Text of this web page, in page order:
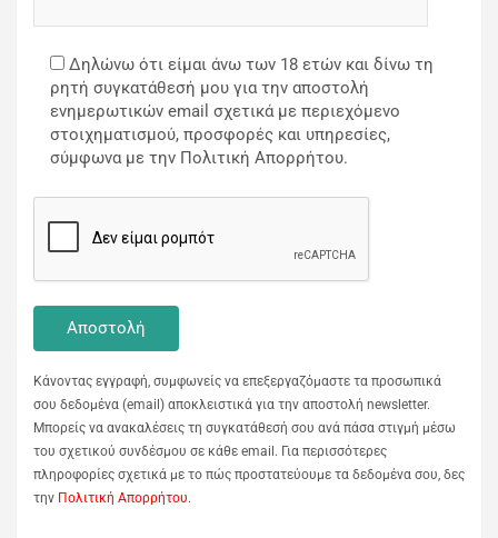
Δηλώνω ότι είμαι άνω των 18 ετών και δίνω τη
ρητή συγκατάθεσή μου για την αποστολή
ενημερωτικών email σχετικά με περιεχόμενο
στοιχηματισμού, προσφορές και υπηρεσίες,
σύμφωνα με την Πολιτική Απορρήτου.
Κάνοντας εγγραφή, συμφωνείς να επεξεργαζόμαστε τα προσωπικά
σου δεδομένα (email) αποκλειστικά για την αποστολή newsletter.
Μπορείς να ανακαλέσεις τη συγκατάθεσή σου ανά πάσα στιγμή μέσω
του σχετικού συνδέσμου σε κάθε email. Για περισσότερες
πληροφορίες σχετικά με το πώς προστατεύουμε τα δεδομένα σου, δες
την Πολιτική Απορρήτου.